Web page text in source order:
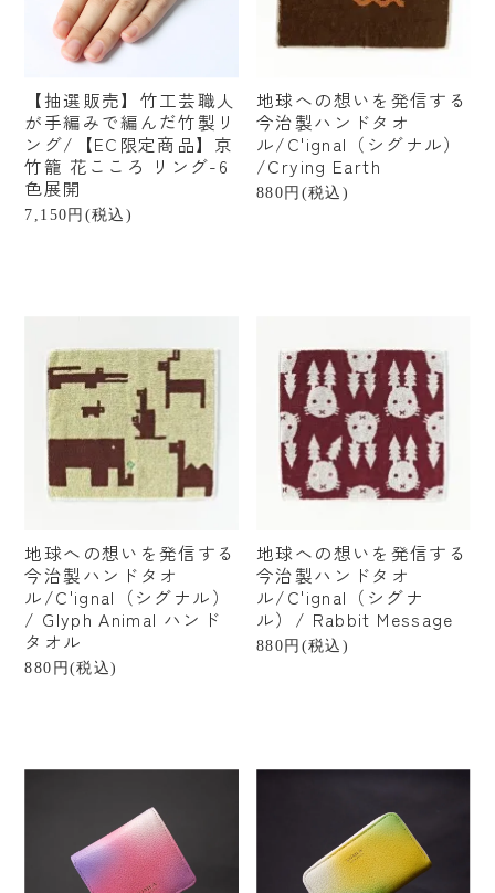
【抽選販売】竹工芸職人
が手編みで編んだ竹製リ
ング/【EC限定商品】京
竹籠 花こころ リング-6
色展開
7,150円(税込)
地球への想いを発信する
今治製ハンドタオ
ル/C'ignal（シグナル）
/Crying Earth
880円(税込)
地球への想いを発信する
今治製ハンドタオ
ル/C'ignal（シグナル）
/ Glyph Animal ハンド
タオル
880円(税込)
地球への想いを発信する
今治製ハンドタオ
ル/C'ignal（シグナ
ル）/ Rabbit Message
880円(税込)